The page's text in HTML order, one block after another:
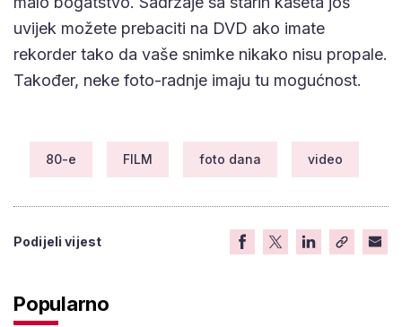
uvijek možete prebaciti na DVD ako imate
rekorder tako da vaše snimke nikako nisu propale.
Također, neke foto-radnje imaju tu mogućnost.
80-e FILM foto dana video
Podijeli vijest
Popularno